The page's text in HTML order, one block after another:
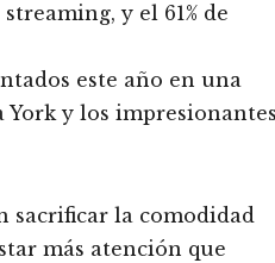
y el 61% de
este año en una
York y los
sacrificar la comodidad
más atención que